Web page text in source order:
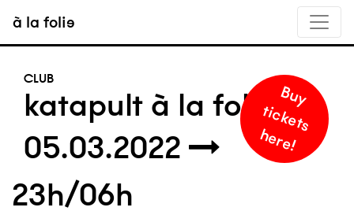
à la folie
katapult à la folie
CLUB
05.03.2022
23h/06h
B
u
y
t
i
c
k
e
t
s
h
e
r
e
!